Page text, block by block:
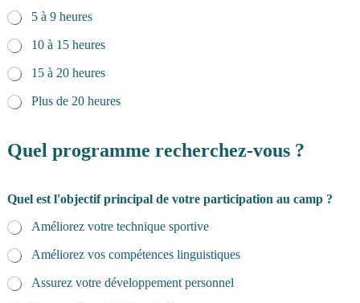
5 à 9 heures
10 à 15 heures
15 à 20 heures
Plus de 20 heures
Quel programme recherchez-vous ?
Quel est l'objectif principal de votre participation au camp ?
Améliorez votre technique sportive
Améliorez vos compétences linguistiques
Assurez votre développement personnel